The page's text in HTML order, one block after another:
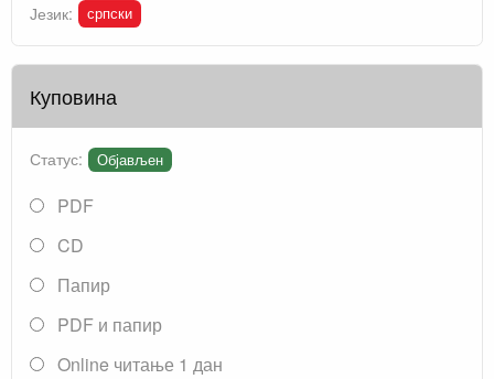
Језик: српски
Куповина
Статус: Објављен
PDF
CD
Папир
PDF и папир
Online читање 1 дан